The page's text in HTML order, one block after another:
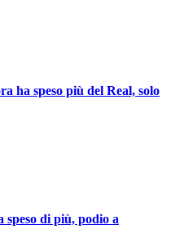
ha speso più del Real, solo
di più, podio a